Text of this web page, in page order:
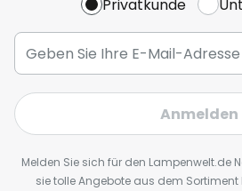
Privatkunde
Anmelden
Melden Sie sich für den Lampenwelt.de
sie tolle Angebote aus dem